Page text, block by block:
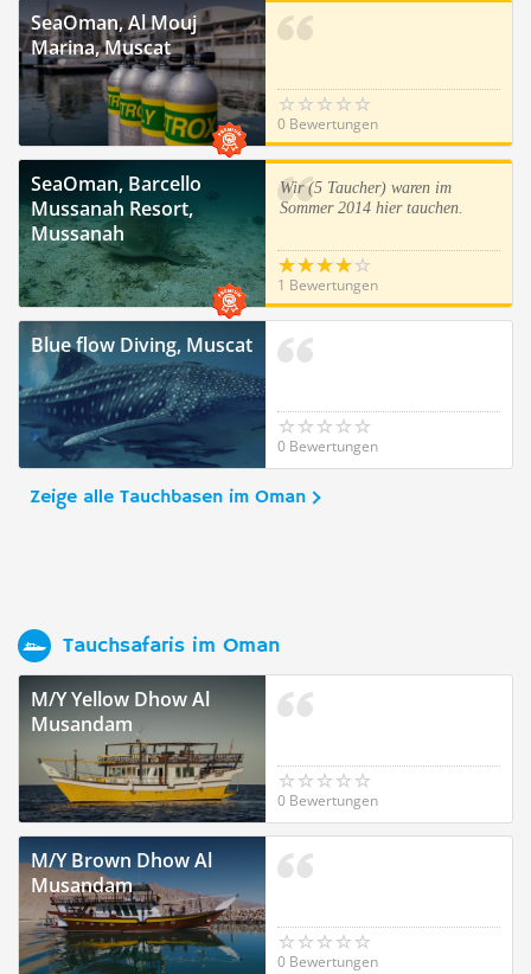
SeaOman, Al Mouj
Marina, Muscat
0 Bewertungen
SeaOman, Barcello
Mussanah Resort,
Mussanah
Wir (5 Taucher) waren im
Sommer 2014 hier tauchen.
1 Bewertungen
Blue flow Diving, Muscat
0 Bewertungen
Zeige alle Tauchbasen im Oman
Tauchsafaris im Oman
M/Y Yellow Dhow Al
Musandam
0 Bewertungen
M/Y Brown Dhow Al
Musandam
0 Bewertungen